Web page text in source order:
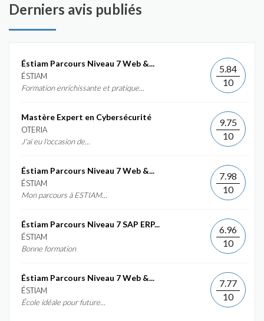
Derniers avis publiés
Éstiam Parcours Niveau 7 Web &...
ÉSTIAM
Formation enrichissante et pratique...
5.84
10
Mastère Expert en Cybersécurité
OTERIA
J'ai eu l'occasion de...
9.75
10
Éstiam Parcours Niveau 7 Web &...
ÉSTIAM
Mon parcours à ESTIAM...
7.98
10
Éstiam Parcours Niveau 7 SAP ERP...
ÉSTIAM
Bonne formation
6.96
10
Éstiam Parcours Niveau 7 Web &...
ÉSTIAM
École idéale pour future...
7.77
10